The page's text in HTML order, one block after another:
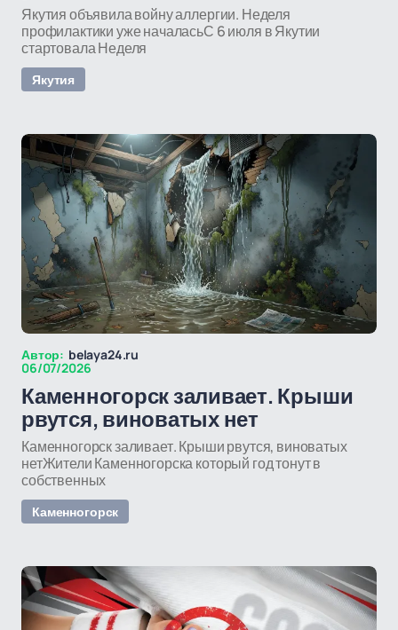
Якутия объявила войну аллергии. Неделя
профилактики уже началасьС 6 июля в Якутии
стартовала Неделя
Якутия
Автор: belaya24.ru
06/07/2026
Каменногорск заливает. Крыши
рвутся, виноватых нет
Каменногорск заливает. Крыши рвутся, виноватых
нетЖители Каменногорска который год тонут в
собственных
Каменногорск